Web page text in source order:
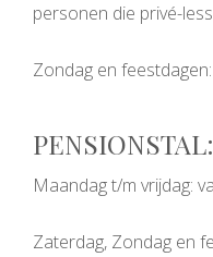
personen die privé-
Zondag en
PENSIONSTAL:
Maandag t/m vrijdag:
Zaterdag, Zondag en